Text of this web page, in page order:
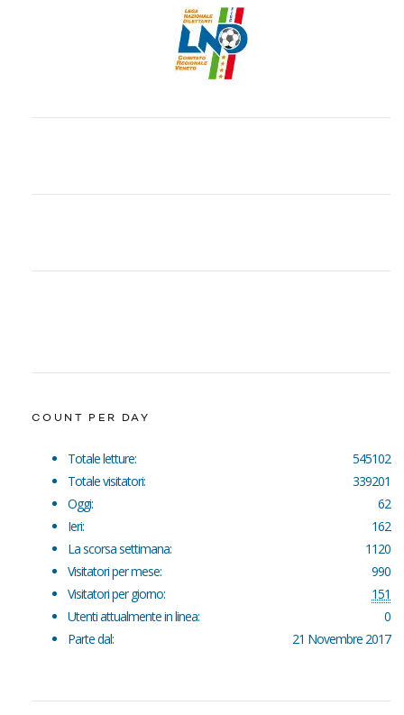
COUNT PER DAY
545102
Totale letture:
339201
Totale visitatori:
62
Oggi:
162
Ieri:
1120
La scorsa settimana:
990
Visitatori per mese:
151
Visitatori per giorno:
0
Utenti attualmente in linea:
21 Novembre 2017
Parte dal: